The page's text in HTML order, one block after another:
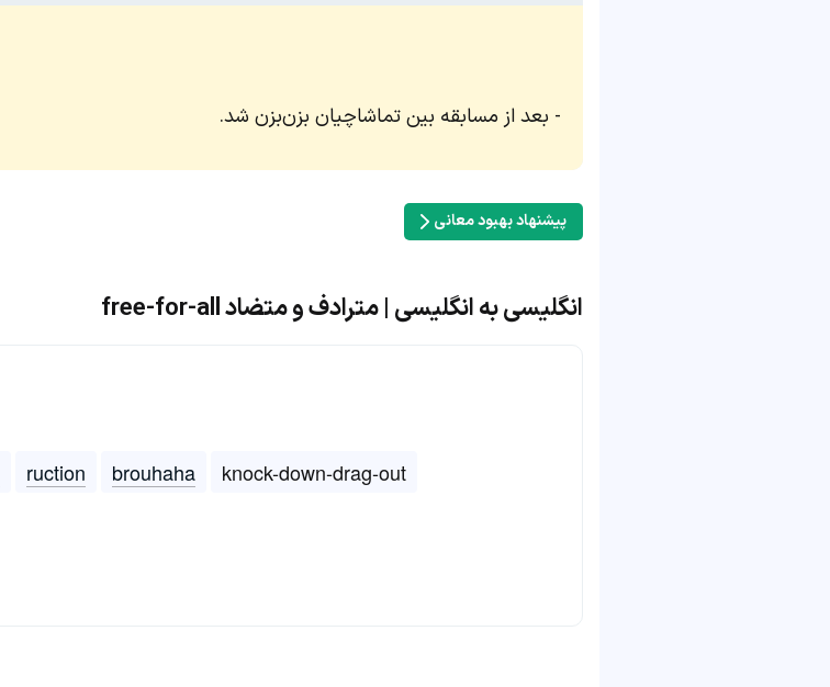
بعد از مسابقه بین تماشاچیان بزن‌بزن شد.
پیشنهاد بهبود معانی
انگلیسی به انگلیسی | مترادف و متضاد free-for-all
ruction brouhaha knock-down-drag-out